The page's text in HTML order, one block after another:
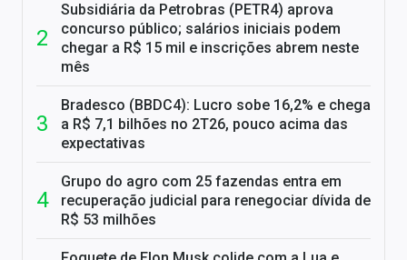
Subsidiária da Petrobras (PETR4) aprova
concurso público; salários iniciais podem
chegar a R$ 15 mil e inscrições abrem neste
mês
Bradesco (BBDC4): Lucro sobe 16,2% e chega
a R$ 7,1 bilhões no 2T26, pouco acima das
expectativas
Grupo do agro com 25 fazendas entra em
recuperação judicial para renegociar dívida de
R$ 53 milhões